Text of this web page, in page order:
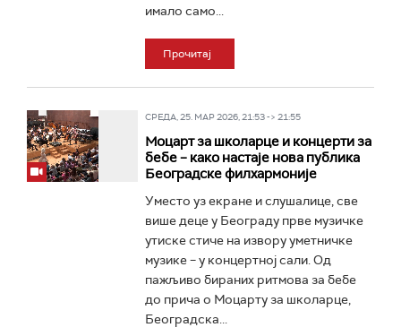
имало само...
Прочитај
СРЕДА, 25. МАР 2026, 21:53 -> 21:55
Моцарт за школарце и концерти за
бебе – како настаје нова публика
Београдске филхармоније
Уместо уз екране и слушалице, све
више деце у Београду прве музичке
утиске стиче на извору уметничке
музике – у концертној сали. Од
пажљиво бираних ритмова за бебе
до прича о Моцарту за школарце,
Београдска...